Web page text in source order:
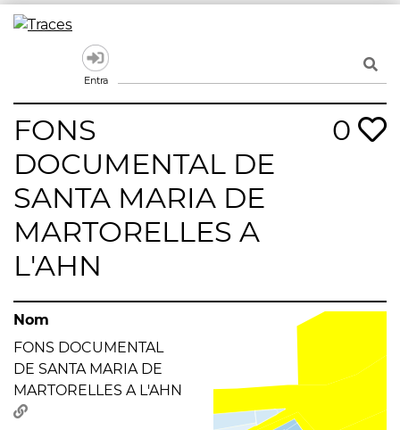
Skip
Un mapa de la memòria obert a tothom
Entra
FONS
DOCUMENTAL DE
SANTA MARIA DE
MARTORELLES A
L'AHN
0
Nom
FONS DOCUMENTAL
DE SANTA MARIA DE
MARTORELLES A L'AHN